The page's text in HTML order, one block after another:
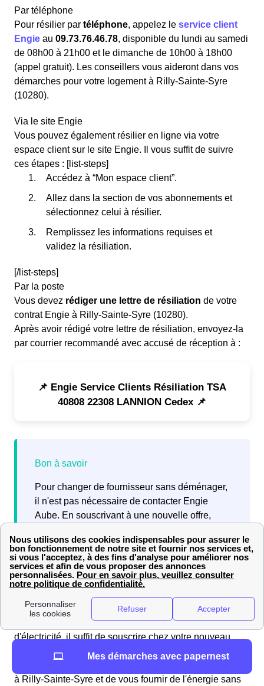
Par téléphone
Pour résilier par téléphone, appelez le service client
Engie au 09.73.76.46.78, disponible du lundi au samedi
de 08h00 à 21h00 et le dimanche de 10h00 à 18h00
(appel gratuit). Les conseillers vous aideront dans vos
démarches pour votre logement à Rilly-Sainte-Syre
(10280).
Via le site Engie
Vous pouvez également résilier en ligne via votre
espace client sur le site Engie. Il vous suffit de suivre
ces étapes : [list-steps]
Accédez à “Mon espace client”.
Allez dans la section de vos abonnements et
sélectionnez celui à résilier.
Remplissez les informations requises et
validez la résiliation.
[/list-steps]
Par la poste
Vous devez rédiger une lettre de résiliation de votre
contrat Engie à Rilly-Sainte-Syre (10280).
Après avoir rédigé votre lettre de résiliation, envoyez-la
par courrier recommandé avec accusé de réception à :
📌 Engie Service Clients Résiliation TSA
40808 22308 LANNION Cedex 📌
Pour changer de fournisseur sans déménager,
il n'est pas nécessaire de contacter Engie
Aube. En souscrivant à une nouvelle offre,
résiliation de votre contrat Engie en cours.
Comment changer de fournisseur ?
Pour changer de fournisseur de gaz naturel ou
d'électricité, il suffit de souscrire chez votre nouveau
fournisseur, de lui expliquer votre situation et il
à Rilly-Sainte-Syre et de vous fournir de l'énergie sans
Mes démarches avec papernest